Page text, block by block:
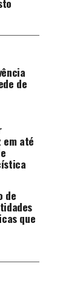
de
em até
de
que